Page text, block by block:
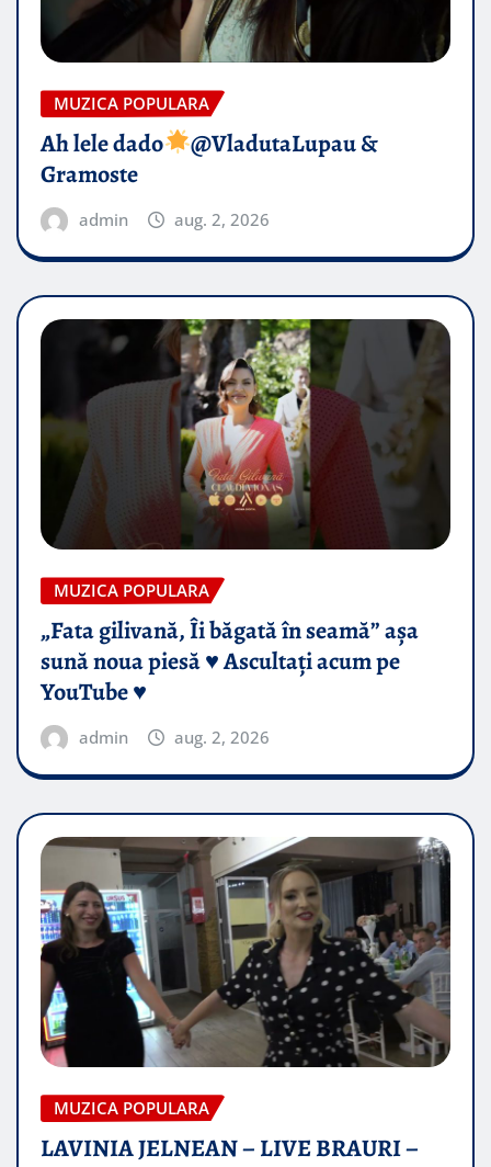
MUZICA POPULARA
Ah lele dado​
@VladutaLupau &
Gramoste
admin aug. 2, 2026
MUZICA POPULARA
„Fata gilivană, Îi băgată în seamă” așa
sună noua piesă ♥️ Ascultați acum pe
YouTube ♥️
admin aug. 2, 2026
MUZICA POPULARA
LAVINIA JELNEAN – LIVE BRAURI –